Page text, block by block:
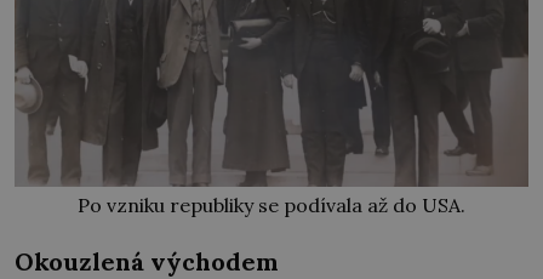
Po vzniku republiky se podívala až do USA.
Okouzlená východem